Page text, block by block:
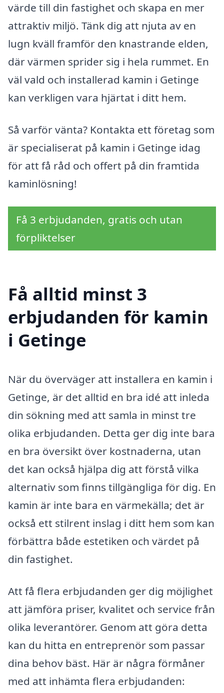
värde till din fastighet och skapa en mer
attraktiv miljö. Tänk dig att njuta av en
lugn kväll framför den knastrande elden,
där värmen sprider sig i hela rummet. En
väl vald och installerad kamin i Getinge
kan verkligen vara hjärtat i ditt hem.
Så varför vänta? Kontakta ett företag som
är specialiserat på kamin i Getinge idag
för att få råd och offert på din framtida
kaminlösning!
Få 3 erbjudanden, gratis och utan
förpliktelser
Få alltid minst 3
erbjudanden för kamin
i Getinge
När du överväger att installera en kamin i
Getinge, är det alltid en bra idé att inleda
din sökning med att samla in minst tre
olika erbjudanden. Detta ger dig inte bara
en bra översikt över kostnaderna, utan
det kan också hjälpa dig att förstå vilka
alternativ som finns tillgängliga för dig. En
kamin är inte bara en värmekälla; det är
också ett stilrent inslag i ditt hem som kan
förbättra både estetiken och värdet på
din fastighet.
Att få flera erbjudanden ger dig möjlighet
att jämföra priser, kvalitet och service från
olika leverantörer. Genom att göra detta
kan du hitta en entreprenör som passar
dina behov bäst. Här är några förmåner
med att inhämta flera erbjudanden: